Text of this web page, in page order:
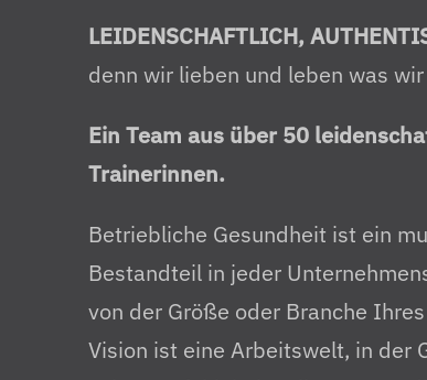
LEIDENSCHAFTLICH,
denn wir lieben und leben was
Ein Team aus über 50
Trainerinnen.
Betriebliche Gesundheit ist ein
Bestandteil in jeder
von der Größe oder Branche
Vision ist eine Arbeitswelt, in der